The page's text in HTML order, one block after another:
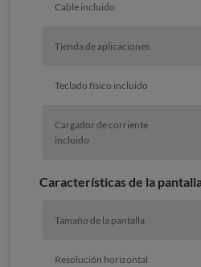
Cable incluido
Tienda de aplicaciones
Teclado físico incluido
Cargador de corriente
incluido
Características de la
Tamaño de la pantalla
Resolución horizontal